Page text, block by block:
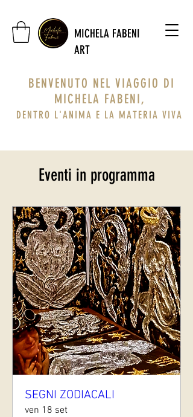
MICHELA FABENI
ART
BENVENUTO NEL VIAGGIO DI
MICHELA FABENI,
DENTRO L'ANIMA E LA MATERIA VIVA
Eventi in programma
SEGNI ZODIACALI
ven 18 set